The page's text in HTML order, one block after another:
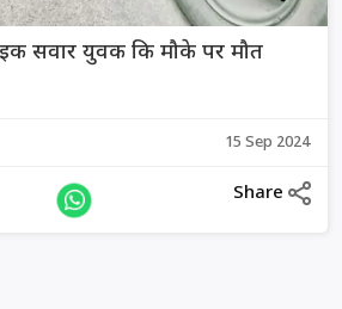
सवार युवक कि मौके पर मौत
15 Sep 2024
Share